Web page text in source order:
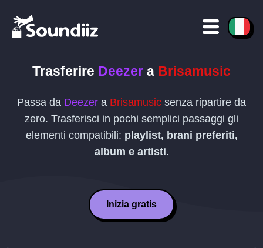
Trasferire Deezer a Brisamusic
Passa da Deezer a Brisamusic senza ripartire da
zero. Trasferisci in pochi semplici passaggi gli
elementi compatibili: playlist, brani preferiti,
album e artisti.
Inizia gratis